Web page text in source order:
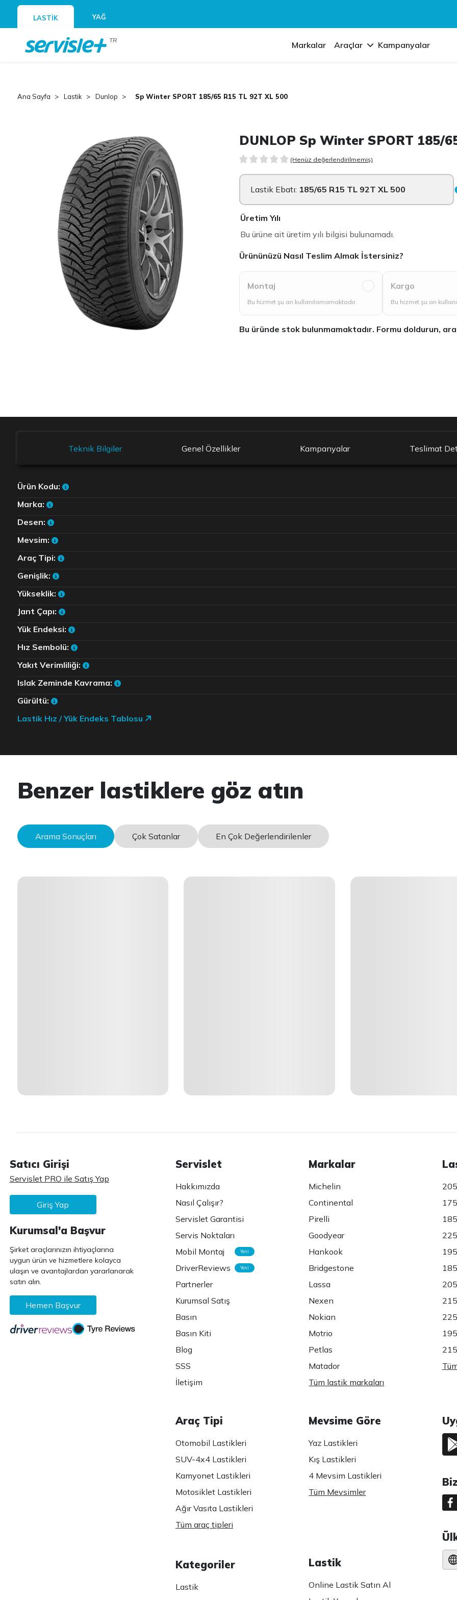
LASTİK YAĞ
TR Markalar Araçlar Kampanyalar
Ana Sayfa Lastik Dunlop Sp Winter SPORT 185/65 R15 TL 92T XL 500
DUNLOP Sp Winter SPORT 185/
(Henüz değerlendirilmemiş)
Lastik Ebatı: 185/65 R15 TL 92T XL 500
Üretim Yılı
Bu ürüne ait üretim yılı bilgisi bulunamadı.
Ürününüzü Nasıl Teslim Almak İstersiniz?
Montaj
Bu hizmet şu an kullanılamamaktadır.
Kargo
Bu hizmet şu an
Bu üründe stok bulunmamaktadır. Formu doldurun,
Teknik Bilgiler Genel Özellikler Kampanyalar Teslimat
Ürün Kodu:
Marka:
Desen:
Mevsim:
Araç Tipi:
Genişlik:
Yükseklik:
Jant Çapı:
Yük Endeksi:
Hız Sembolü:
Yakıt Verimliliği:
Islak Zeminde Kavrama:
Gürültü:
Lastik Hız / Yük Endeks Tablosu
Benzer lastiklere göz atın
Arama Sonuçları Çok Satanlar En Çok Değerlendirilenler
Satıcı Girişi
Servislet PRO ile Satış Yap
Giriş Yap
Kurumsal'a Başvur
Şirket araçlarınızın ihtiyaçlarına
uygun ürün ve hizmetlere kolayca
ulaşın ve avantajlardan yararlanarak
satın alın.
Hemen Başvur
Servislet
Hakkımızda
Nasıl Çalışır?
Servislet Garantisi
Servis Noktaları
Mobil Montaj
Yeni
DriverReviews Yeni
Partnerler
Kurumsal Satış
Basın
Basın Kiti
Blog
SSS
İletişim
Markalar
Michelin
Continental
Pirelli
Goodyear
Hankook
Bridgestone
Lassa
Nexen
Nokian
Motrio
Petlas
Matador
Tüm lastik markaları
Araç Tipi
Otomobil Lastikleri
SUV-4x4 Lastikleri
Kamyonet Lastikleri
Motosiklet Lastikleri
Ağır Vasıta Lastikleri
Tüm araç tipleri
Kategoriler
Lastik
Mevsime Göre
Yaz Lastikleri
Kış Lastikleri
4 Mevsim Lastikleri
Tüm Mevsimler
Lastik
Online Lastik Satın Al